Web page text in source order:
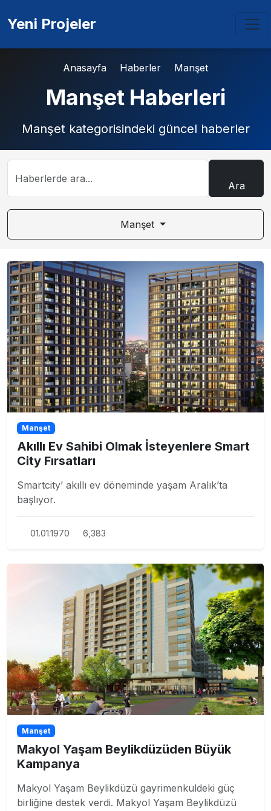
Yeni Projeler
Anasayfa Haberler Manşet
Manşet Haberleri
Manşet kategorisindeki güncel haberler
Ara
Manşet
Manşet
Akıllı Ev Sahibi Olmak İsteyenlere Smart
City Fırsatları
Smartcity’ akıllı ev döneminde yaşam Aralık’ta
başlıyor.
01.01.1970 6,383
Manşet
Makyol Yaşam Beylikdüzüden Büyük
Kampanya
Makyol Yaşam Beylikdüzü gayrimenkuldeki güç
birliğine destek verdi. Makyol Yaşam Beylikdüzü